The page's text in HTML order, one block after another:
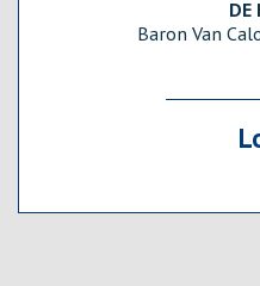
DE
Baron Van